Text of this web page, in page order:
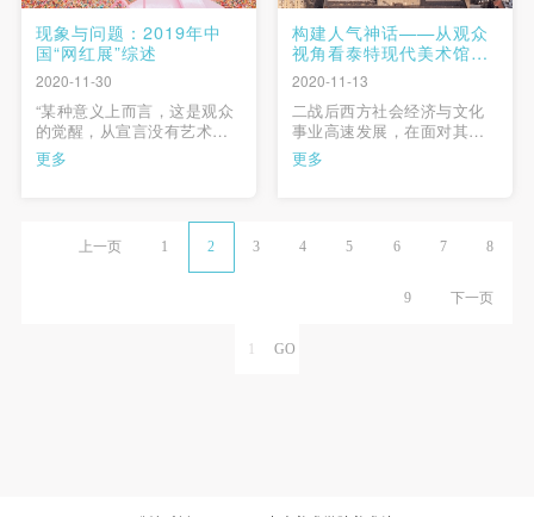
现象与问题：2019年中
国“网红展”综述
2020-11-30
“某种意义上而言，这是观众
的觉醒，从宣言没有艺术作
品只有艺术家，到宣言没有
艺术家只存在艺术时刻，这
更多
构建人气神话——从观众
视角看泰特现代美术馆吸
引力塑造的三部曲
2020-11-13
二战后西方社会经济与文化
事业高速发展，在面对其他
各类文化机构的竞争压力
时，如何吸引观众成为众多
电厂的地标性、呈现异质化
务这三个方面的努力下，成
更多
上一页 1 2 3 4 5 6 7 8
9 下一页